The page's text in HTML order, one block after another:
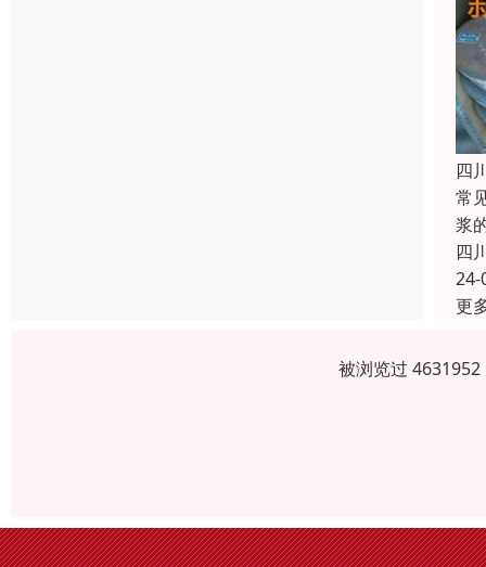
四
常
浆
四
24-
更
被浏览过